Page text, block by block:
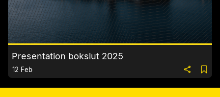
Presentation bokslut 2025
12 Feb